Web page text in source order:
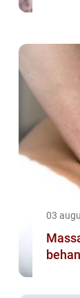
03
Massage